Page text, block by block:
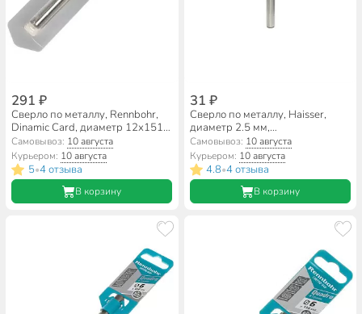
291 ₽
Сверло по металлу, Rennbohr,
Dinamic Card, диаметр 12х151
мм, цилиндрический хвостовик,
675120
Самовывоз: 10 августа
Курьером: 10 августа
5•4 отзыва
В корзину
31 ₽
Сверло по металлу, Haisser,
диаметр 2.5 мм,
цилиндрический хвостовик,
HS101004
Самовывоз: 10 августа
Курьером: 10 августа
4.8•4 отзыва
В корзину